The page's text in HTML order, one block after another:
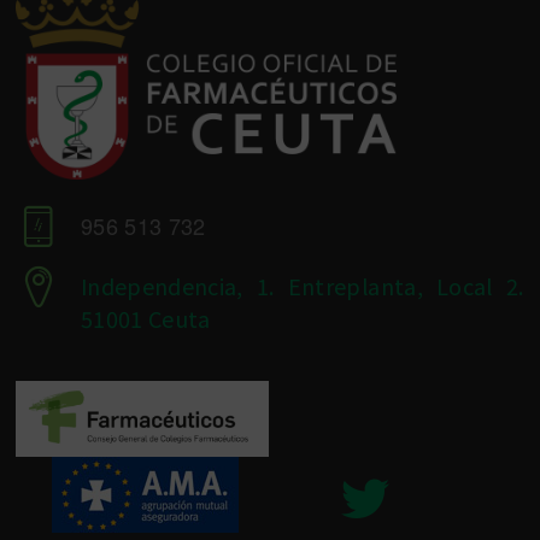
956 513 732
Independencia, 1. Entreplanta, Local 2.
51001 Ceuta